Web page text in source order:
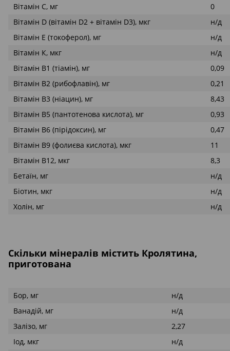
Вітамін С, мг
0
Вітамін D (вітамін D2 + вітамін D3), мкг
н/д
Вітамін Е (токоферол), мг
н/д
Вітамін К, мкг
н/д
Вітамін В1 (тіамін), мг
0,09
Вітамін В2 (рибофлавін), мг
0,21
Вітамін В3 (ніацин), мг
8,43
Вітамін В5 (пантотенова кислота), мг
0,93
Вітамін В6 (пірідоксин), мг
0,47
Вітамін В9 (фолиєва кислота), мкг
11
Вітамін В12, мкг
8,3
Бетаїн, мг
н/д
Біотин, мкг
н/д
Холін, мг
н/д
Скільки мінералів містить Кролятина,
приготована
Бор, мг
н/д
Ванадій, мг
н/д
Залізо, мг
2,27
Іод, мкг
н/д